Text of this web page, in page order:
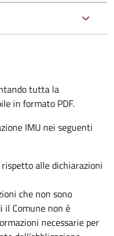
tutta la
in formato PDF.
IMU nei seguenti
alle dichiarazioni
che non sono
il Comune non è
necessarie per